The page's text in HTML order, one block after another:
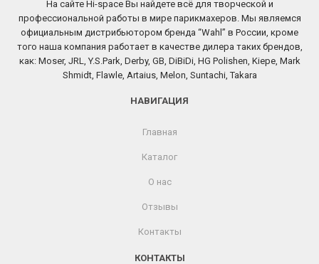
На сайте Hi-space Вы найдете всё для творческой и
профессиональной работы в мире парикмахеров. Мы являемся
официальным дистрибьютором бренда “Wahl” в России, кроме
того наша компания работает в качестве дилера таких брендов,
как: Moser, JRL, Y.S.Park, Derby, GB, DiBiDi, HG Polishen, Kiepe, Mark
Shmidt, Flawle, Artaius, Melon, Suntachi, Takara
НАВИГАЦИЯ
Главная
Каталог
О нас
Отзывы
Контакты
КОНТАКТЫ